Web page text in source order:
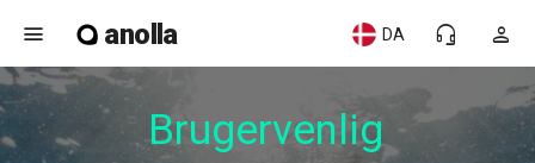
menu anolla person
headset_mic
DA
Brugervenlig